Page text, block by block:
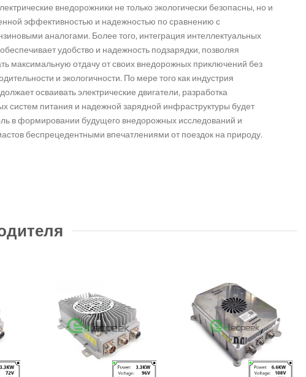
внедорожники не только экологически безопасны, но и
эффективностью и надежностью по сравнению с
аналогами. Более того, интеграция интеллектуальных
удобство и надежность подзарядки, позволяя
максимальную отдачу от своих внедорожных приключений без
и экологичности. По мере того как индустрия
осваивать электрические двигатели, разработка
систем питания и надежной зарядной инфраструктуры будет
в формировании будущего внедорожных исследований и
беспрецедентными впечатлениями от поездок на природу.